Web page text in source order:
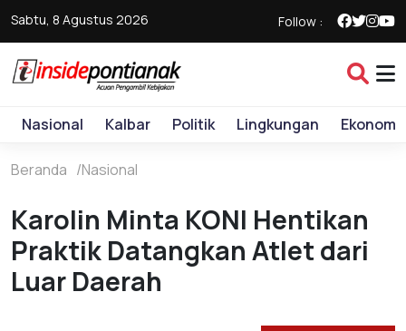
Sabtu, 8 Agustus 2026 Follow :
Nasional Kalbar Politik Lingkungan Ekonomi
Beranda Nasional
Karolin Minta KONI Hentikan
Praktik Datangkan Atlet dari
Luar Daerah